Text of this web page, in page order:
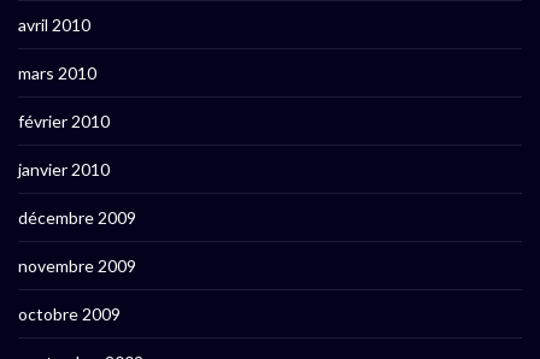
avril 2010
mars 2010
février 2010
janvier 2010
décembre 2009
novembre 2009
octobre 2009